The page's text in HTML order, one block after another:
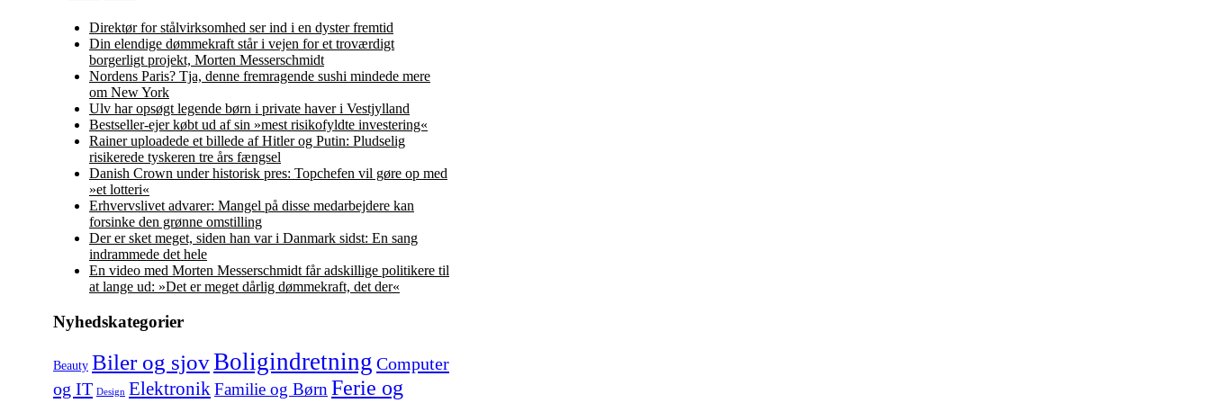
Direktør for stålvirksomhed ser ind i en dyster fremtid
Din elendige dømmekraft står i vejen for et troværdigt
borgerligt projekt, Morten Messerschmidt
Nordens Paris? Tja, denne fremragende sushi mindede mere
om New York
Ulv har opsøgt legende børn i private haver i Vestjylland
Bestseller-ejer købt ud af sin »mest risikofyldte investering«
Rainer uploadede et billede af Hitler og Putin: Pludselig
risikerede tyskeren tre års fængsel
Danish Crown under historisk pres: Topchefen vil gøre op med
»et lotteri«
Erhvervslivet advarer: Mangel på disse medarbejdere kan
forsinke den grønne omstilling
Der er sket meget, siden han var i Danmark sidst: En sang
indrammede det hele
En video med Morten Messerschmidt får adskillige politikere til
at lange ud: »Det er meget dårlig dømmekraft, det der«
Nyhedskategorier
Beauty Biler og sjovBoligindretning Computer
og IT Design ElektronikFamilie og BørnFerie og